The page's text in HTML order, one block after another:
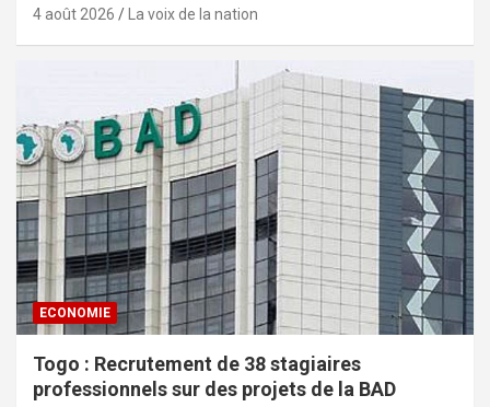
4 août 2026 La voix de la nation
ECONOMIE
Togo : Recrutement de 38 stagiaires
professionnels sur des projets de la BAD